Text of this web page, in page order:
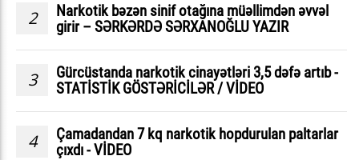
2
Narkotik bəzən sinif otağına müəllimdən əvvəl
girir – SƏRKƏRDƏ SƏRXANOĞLU YAZIR
3
Gürcüstanda narkotik cinayətləri 3,5 dəfə artıb -
STATİSTİK GÖSTƏRİCİLƏR / VİDEO
4
Çamadandan 7 kq narkotik hopdurulan paltarlar
çıxdı - VİDEO